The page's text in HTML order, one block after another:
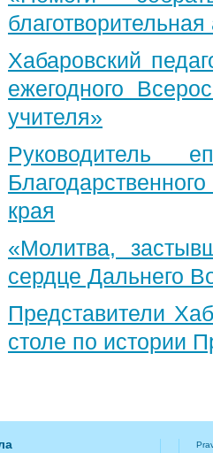
Хабаровский
ежегодного
учителя»
Руководитель
края
«Молитва,
сердце Дальнего
Представители
столе по истории